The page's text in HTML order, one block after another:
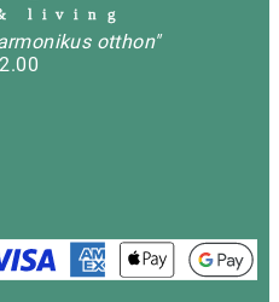
o m e & l i v i n g
otthon"